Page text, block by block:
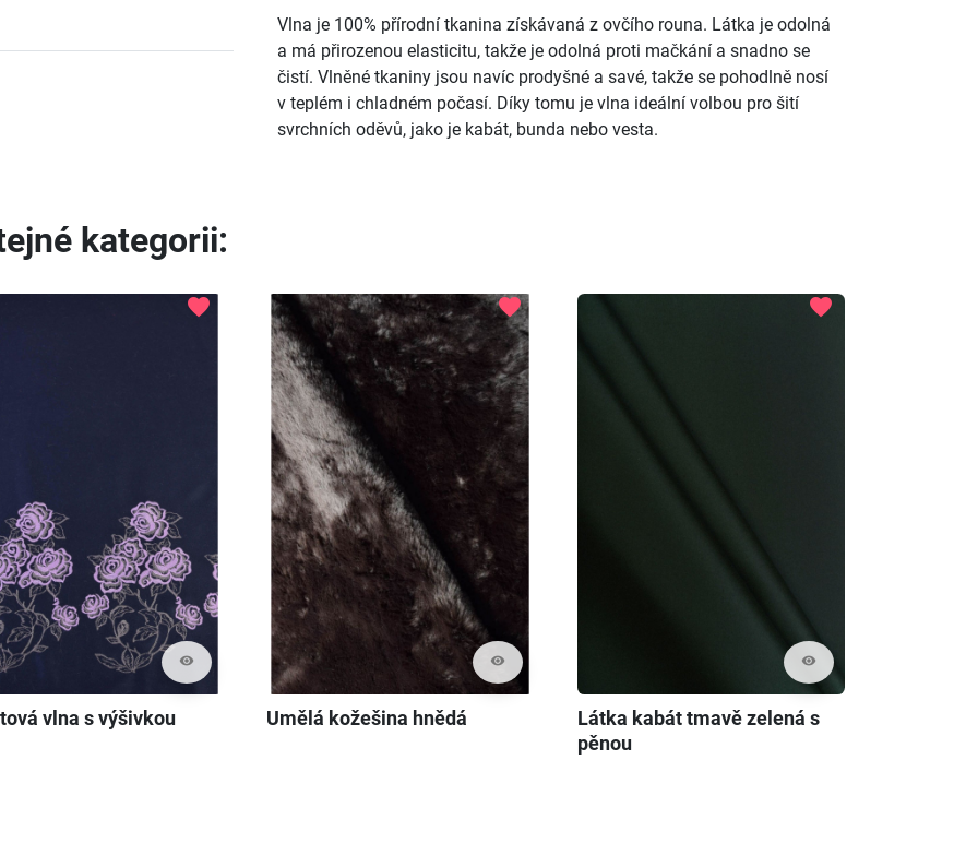
Vlna je 100% přírodní tkanina získávaná z ovčího rouna. Látka je odolná
a má přirozenou elasticitu, takže je odolná proti mačkání a snadno se
čistí. Vlněné tkaniny jsou navíc prodyšné a savé, takže se pohodlně nosí
v teplém i chladném počasí. Díky tomu je vlna ideální volbou pro šití
svrchních oděvů, jako je kabát, bunda nebo vesta.
kategorii:
visibility
favorite
vlna s výšivkou
visibility
favorite
Umělá kožešina hnědá
visibility
favorite
Látka kabát tmavě zelená s
pěnou